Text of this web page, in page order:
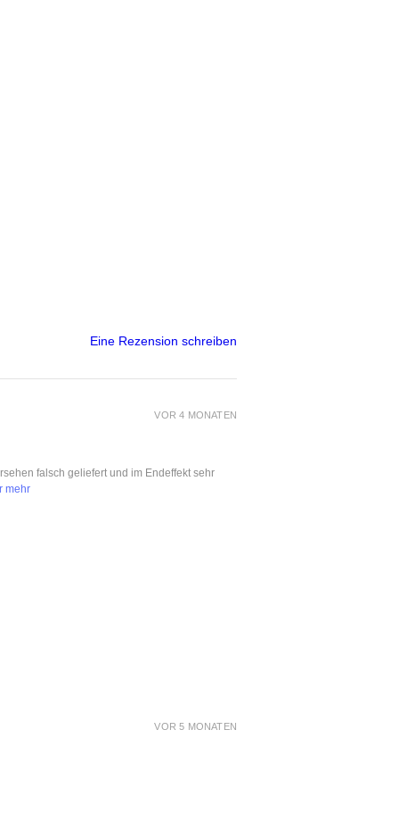
Eine Rezension schreiben
VOR 4 MONATEN
falsch geliefert und im Endeffekt sehr
mehr
VOR 5 MONATEN